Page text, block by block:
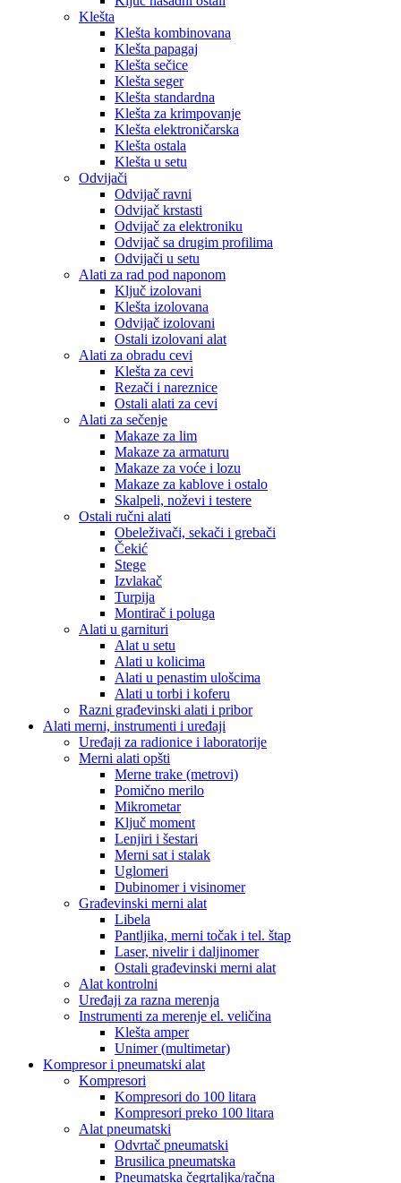
Klešta
Klešta kombinovana
Klešta papagaj
Klešta sečice
Klešta seger
Klešta standardna
Klešta za krimpovanje
Klešta elektroničarska
Klešta ostala
Klešta u setu
Odvijači
Odvijač ravni
Odvijač krstasti
Odvijač za elektroniku
Odvijač sa drugim profilima
Odvijači u setu
Alati za rad pod naponom
Ključ izolovani
Klešta izolovana
Odvijač izolovani
Ostali izolovani alat
Alati za obradu cevi
Klešta za cevi
Rezači i nareznice
Ostali alati za cevi
Alati za sečenje
Makaze za lim
Makaze za armaturu
Makaze za voće i lozu
Makaze za kablove i ostalo
Skalpeli, noževi i testere
Ostali ručni alati
Obeleživači, sekači i grebači
Čekić
Stege
Izvlakač
Turpija
Montirač i poluga
Alati u garnituri
Alat u setu
Alati u kolicima
Alati u penastim ulošcima
Alati u torbi i koferu
Razni građevinski alati i pribor
Alati merni, instrumenti i uređaji
Uređaji za radionice i laboratorije
Merni alati opšti
Merne trake (metrovi)
Pomično merilo
Mikrometar
Ključ moment
Lenjiri i šestari
Merni sat i stalak
Uglomeri
Dubinomer i visinomer
Građevinski merni alat
Libela
Pantljika, merni točak i tel. štap
Laser, nivelir i daljinomer
Ostali građevinski merni alat
Alat kontrolni
Uređaji za razna merenja
Instrumenti za merenje el. veličina
Klešta amper
Unimer (multimetar)
Kompresor i pneumatski alat
Kompresori
Kompresori do 100 litara
Kompresori preko 100 litara
Alat pneumatski
Odvrtač pneumatski
Brusilica pneumatska
Pneumatska čegrtaljka/račna